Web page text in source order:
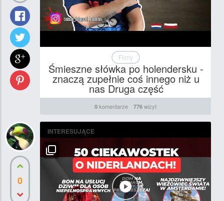
Filmy
Śmieszne słówka po holendersku -
znaczą zupełnie coś innego niż u
nas Druga część
0 komentarze 776 wizyt
0
INTERESUJĄCE